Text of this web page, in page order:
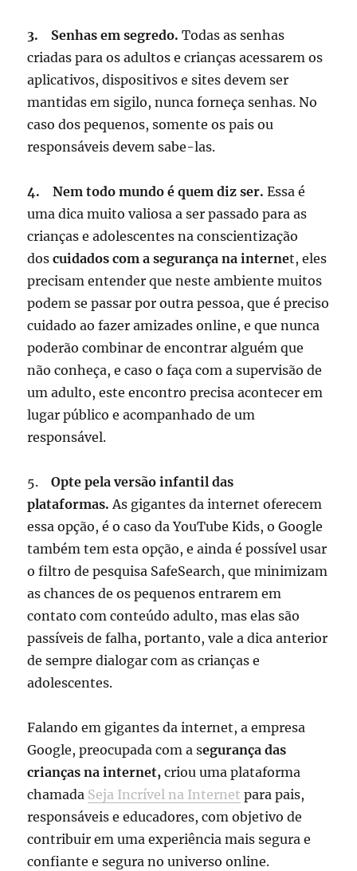
3. Senhas em segredo.Todas as senhas
criadas para os adultos e crianças acessarem os
aplicativos, dispositivos e sites devem ser
mantidas em sigilo, nunca forneça senhas. No
caso dos pequenos, somente os pais ou
responsáveis devem sabe-las.
4. Nem todo mundo é quem diz ser.Essa é
uma dica muito valiosa a ser passado para as
crianças e adolescentes na conscientização
doscuidados com a segurança na internet, eles
precisam entender que neste ambiente muitos
podem se passar por outra pessoa, que é preciso
cuidado ao fazer amizades online, e que nunca
poderão combinar de encontrar alguém que
não conheça, e caso o faça com a supervisão de
um adulto, este encontro precisa acontecer em
lugar público e acompanhado de um
responsável.
5.Opte pela versão infantil das
plataformas. As gigantes da internet oferecem
essa opção, é o caso da YouTube Kids, o Google
também tem esta opção, e ainda é possível usar
o filtro de pesquisa SafeSearch, que minimizam
as chances de os pequenos entrarem em
contato com conteúdo adulto, mas elas são
passíveis de falha, portanto, vale a dica anterior
de sempre dialogar com as crianças e
adolescentes.
Falando em gigantes da internet, a empresa
Google, preocupada com a segurança das
crianças na internet,criou uma plataforma
chamada Seja Incrível na Internet para pais,
responsáveis e educadores, com objetivo de
contribuir em uma experiência mais segura e
confiante e segura no universo online.